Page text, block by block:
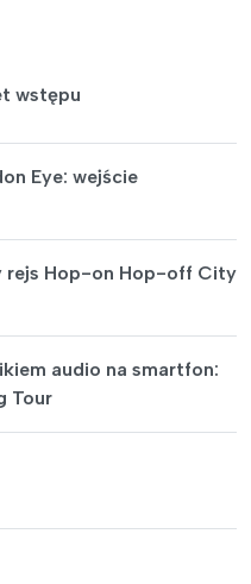
wstępu
Eye: wejście
rejs Hop-on Hop-off City
audio na smartfon:
Tour